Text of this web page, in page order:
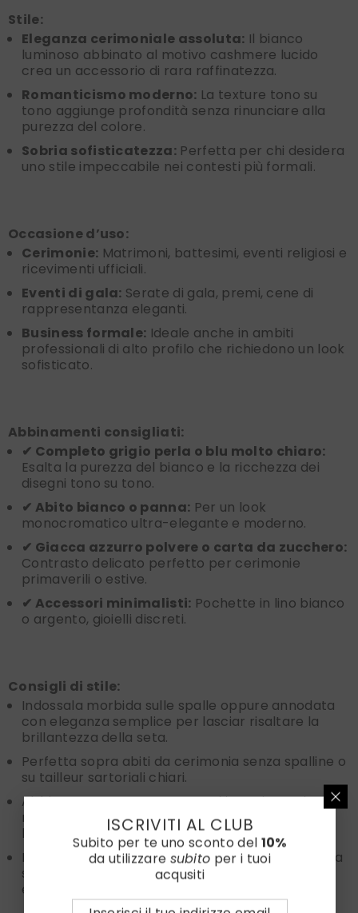
Stile:
Eleganza cerimoniale assoluta: Il bianco
luminoso abbinato al motivo cashmere lucido
crea un accessorio di rara raffinatezza.
Romanticismo moderno: La texture tono su
tono aggiunge profondità senza rinunciare alla
purezza del colore.
Sobria sofisticatezza: Perfetta per chi desidera
uno stile impeccabile nei contesti più formali.
Occasione d’uso:
Cerimonie: Matrimoni, battesimi, eventi religiosi e
ricevimenti ufficiali.
Eventi di gala: Serate di gala, premi, cene di
rappresentanza eleganti.
Business formale: Ideale anche in ambiti
professionali di alto profilo che richiedono un look
sofisticato.
Abbinamenti consigliati:
✔ Completo grigio perla o blu molto chiaro:
Esalta la purezza del bianco e la ricchezza dei
disegni tono su tono.
✔ Abito bianco o panna: Per un look
monocromatico ultra-elegante e moderno.
✔ Giacca azzurro polvere o carta da zucchero:
Contrasto delicato perfetto per cerimonie
primaverili o estive.
✔ Accessori minimalisti: Pochette in lino bianco
o argento, gioielli discreti.
Consigli di stile:
Indossala morbida sulle spalle oppure annodata
con eleganza semplice per lasciar risaltare la
brillantezza della seta.
Perfetta sopra abiti da cerimonia senza spalline o
su tailleur sartoriali chiari.
Abbinata a scarpe e accessori in toni neutri o
metallici, enfatizza un’immagine fresca e
luminosa.
Evita sovrapposizioni con stampe pesanti: questa
sciarpa deve essere l'elemento centrale di
eleganza del look.
ISCRIVITI AL CLUB
Subito per te uno sconto del 10%
da utilizzare subito per i tuoi
acqusiti